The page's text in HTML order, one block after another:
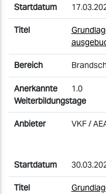
1.0
VKF /